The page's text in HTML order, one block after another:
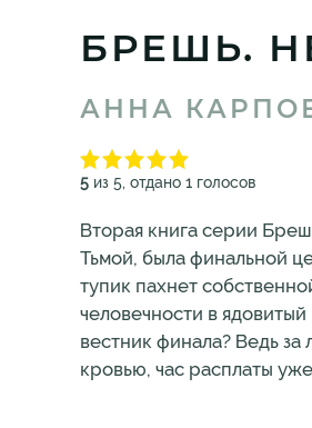
БРЕШЬ.
АННА
5 из 5, отдано 1 голосов
Вторая книга серии
Тьмой, была финальной
тупик пахнет
человечности в
вестник финала? Ведь
кровью, час расплаты